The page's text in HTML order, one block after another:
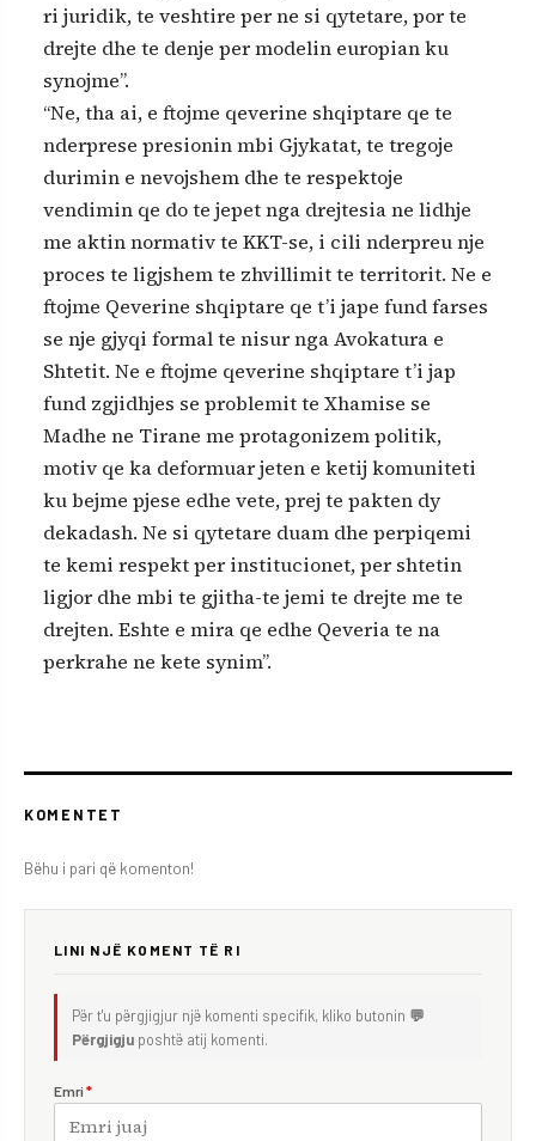
ri juridik, te veshtire per ne si qytetare, por te
drejte dhe te denje per modelin europian ku
synojme”.
“Ne, tha ai, e ftojme qeverine shqiptare qe te
nderprese presionin mbi Gjykatat, te tregoje
durimin e nevojshem dhe te respektoje
vendimin qe do te jepet nga drejtesia ne lidhje
me aktin normativ te KKT-se, i cili nderpreu nje
proces te ligjshem te zhvillimit te territorit. Ne e
ftojme Qeverine shqiptare qe t’i jape fund farses
se nje gjyqi formal te nisur nga Avokatura e
Shtetit. Ne e ftojme qeverine shqiptare t’i jap
fund zgjidhjes se problemit te Xhamise se
Madhe ne Tirane me protagonizem politik,
motiv qe ka deformuar jeten e ketij komuniteti
ku bejme pjese edhe vete, prej te pakten dy
dekadash. Ne si qytetare duam dhe perpiqemi
te kemi respekt per institucionet, per shtetin
ligjor dhe mbi te gjitha-te jemi te drejte me te
drejten. Eshte e mira qe edhe Qeveria te na
perkrahe ne kete synim”.
KOMENTET
Bëhu i pari që komenton!
LINI NJË KOMENT TË RI
Për t'u përgjigjur një komenti specifik, kliko butonin 💬
Përgjigju poshtë atij komenti.
Emri *